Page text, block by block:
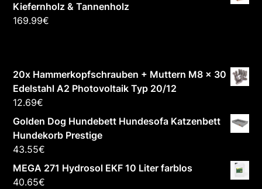
Kiefernholz & Tannenholz
169.99€
20x Hammerkopfschrauben + Muttern M8 x 30
Edelstahl A2 Photovoltaik Typ 20/12
12.69€
Golden Dog Hundebett Hundesofa Katzenbett
Hundekorb Prestige
43.55€
MEGA 271 Hydrosol EKF 10 Liter farblos
40.65€